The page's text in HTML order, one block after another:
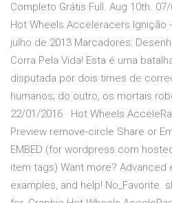
Completo Grátis Full. Aug 10th. 07/
Hot Wheels Acceleracers Ignição
julho de 2013 Marcadores:
Corra Pela Vida! Esta é uma
disputada por dois times de
humanos; do outro, os mortais
22/01/2016 · Hot Wheels
Preview remove-circle Share or
EMBED (for wordpress.com
item tags) Want more? Advanced
examples, and help! No_Favorite.